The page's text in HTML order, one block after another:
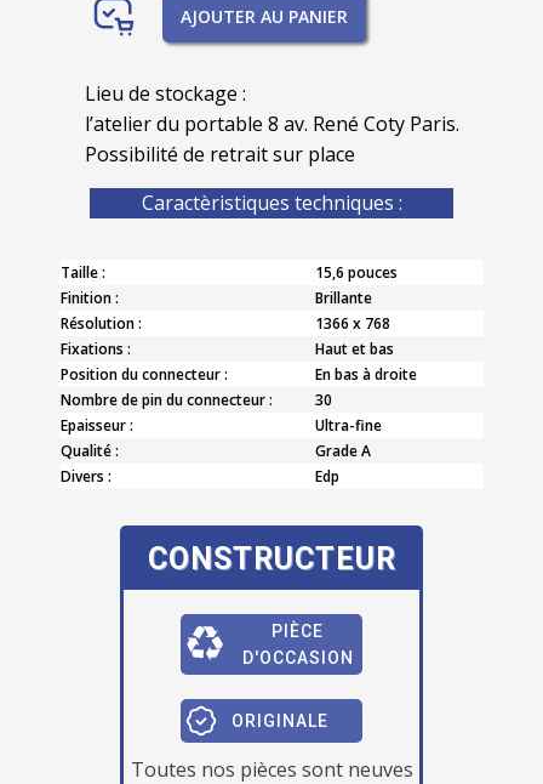
AJOUTER AU PANIER
Lieu de stockage :
l’atelier du portable 8 av. René Coty Paris.
Possibilité de retrait sur place
Caractèristiques techniques :
Taille :
15,6 pouces
Finition :
Brillante
Résolution :
1366 x 768
Fixations :
Haut et bas
Position du connecteur :
En bas à droite
Nombre de pin du connecteur :
30
Epaisseur :
Ultra-fine
Qualité :
Grade A
Divers :
Edp
CONSTRUCTEUR
PIÈCE
D'OCCASION
ORIGINALE
Toutes nos pièces sont neuves